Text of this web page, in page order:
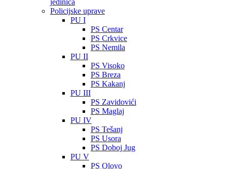
jedinica
Policijske uprave
PU I
PS Centar
PS Crkvice
PS Nemila
PU II
PS Visoko
PS Breza
PS Kakanj
PU III
PS Zavidovići
PS Maglaj
PU IV
PS Tešanj
PS Usora
PS Doboj Jug
PU V
PS Olovo